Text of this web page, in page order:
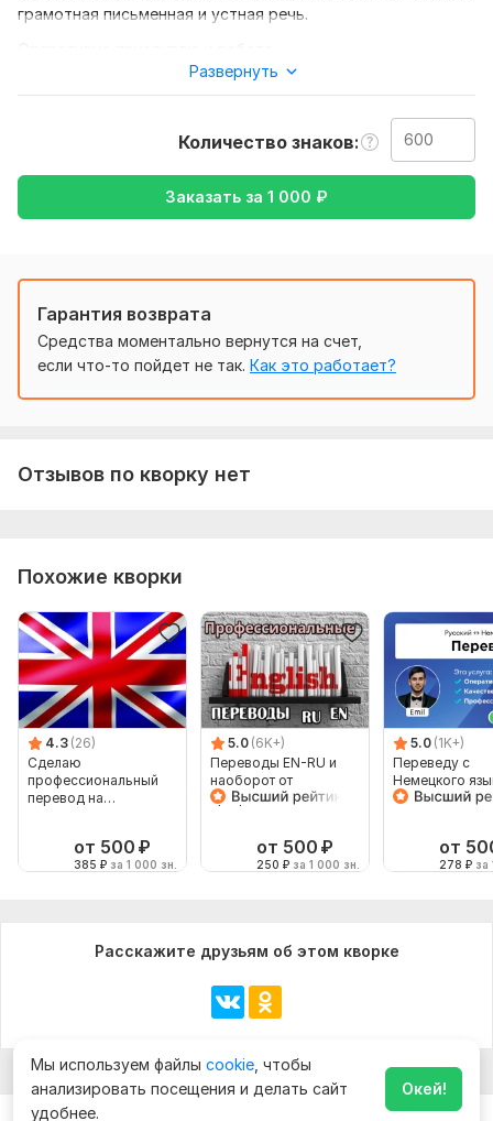
грамотная письменная и устная речь.
Качество соответствует цене.
Чтобы выполнить ваш заказ мне потребуется текст, а так
же желаемый перевод (с русского на английский или
Язык перевода:
с Русского на Английский
с Английского на Русский
Объем услуги в кворке:
Развернуть
Количество знаков
Заказать за 1 000 ₽
Гарантия возврата
Средства моментально вернутся на счет,
если что-то пойдет не так. Как это работает?
Отзывов по кворку нет
Похожие кворки
4.3 (26)
Сделаю
профессиональный
перевод на
от 500 ₽
385 ₽ за 1 000 зн.
5.0 (6K+)
Переводы EN-RU и
наоборот от
профессионала
от 500 ₽
250 ₽ за 1 000 зн.
5.0 (1K+)
Переведу с
Немецкого
Немецкий язык
от
278 ₽ за
Расскажите друзьям об этом кворке
Мы используем файлы cookie , чтобы
анализировать посещения и делать сайт
удобнее.
Окей!